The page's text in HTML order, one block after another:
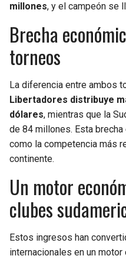
millones, y el campeón se
Brecha
torneos
La diferencia entre ambos
Libertadores distribuye
dólares, mientras que la
de 84 millones. Esta
como la competencia más
continente.
Un motor
clubes
Estos ingresos han
internacionales en un